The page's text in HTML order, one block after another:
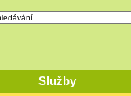
Služby